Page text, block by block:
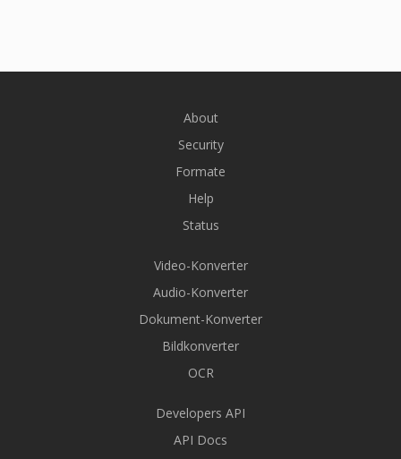
About
Security
Formate
Help
Status
Video-Konverter
Audio-Konverter
Dokument-Konverter
Bildkonverter
OCR
Developers API
API Docs